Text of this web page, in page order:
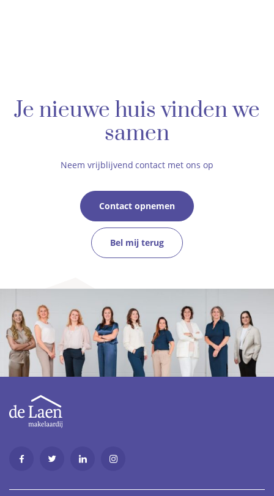
Je nieuwe huis vinden we
samen
Neem vrijblijvend contact met ons op
Contact opnemen
Bel mij terug